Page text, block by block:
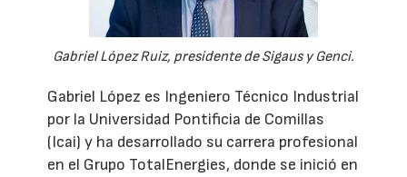
Gabriel López Ruiz, presidente de Sigaus y Genci.
Gabriel López es Ingeniero Técnico Industrial
por la Universidad Pontificia de Comillas
(Icai) y ha desarrollado su carrera profesional
en el Grupo TotalEnergies, donde se inició en